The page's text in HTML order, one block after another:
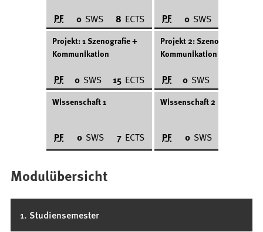
PF 0 SWS 8 ECTS PF 0 SWS
Projekt: 1 Szenografie +
Kommunikation
PF 0 SWS 15 ECTS
Projekt 2: Szenografie +
Kommunikation
PF 0 SWS
Wissenschaft 1
PF 0 SWS 7 ECTS
Wissenschaft 2
PF 0 SWS
Modulübersicht
1. Studiensemester